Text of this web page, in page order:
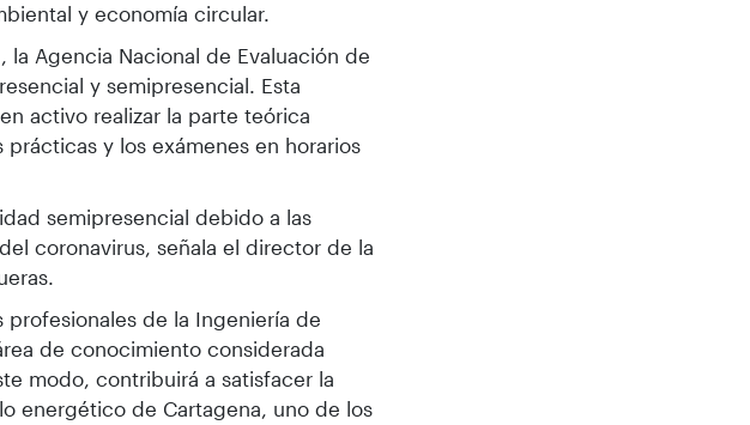
y economía circular.
la Agencia Nacional de Evaluación de
y semipresencial. Esta
activo realizar la parte teórica
prácticas y los exámenes en horarios
semipresencial debido a las
coronavirus, señala el director de la
de la Ingeniería de
de conocimiento considerada
modo, contribuirá a satisfacer la
energético de Cartagena, uno de los